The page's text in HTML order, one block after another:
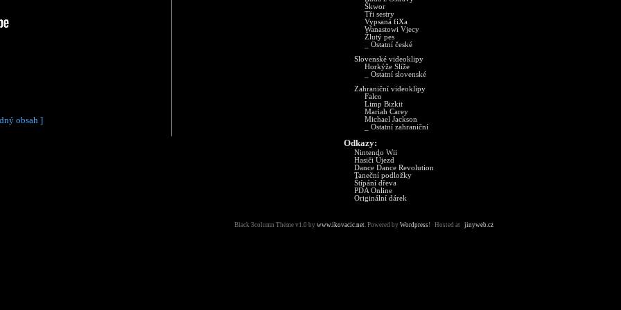
obsah ]
Škwor
Tři sestry
Vypsaná fiXa
Wanastowi Vjecy
Žlutý pes
_ Ostatní české
Slovenské videoklipy
Horkýže Slíže
_ Ostatní slovenské
Zahraniční videoklipy
Falco
Limp Bizkit
Mariah Carey
Michael Jackson
_ Ostatní zahraniční
Odkazy:
Nintendo Wii
Hasiči Újezd
Dance Dance Revolution
Taneční podložky
Štípání dřeva
PDA Online
Originální dárek
Black 3column Theme v1.0 by www.ikovacic.net. Powered by Wordpress! Hosted at jinyweb.cz